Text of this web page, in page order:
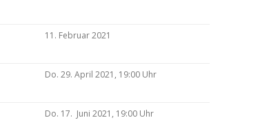
11. Februar 2021
Do. 29. April 2021, 19:00 Uhr
Do. 17. Juni 2021, 19:00 Uhr